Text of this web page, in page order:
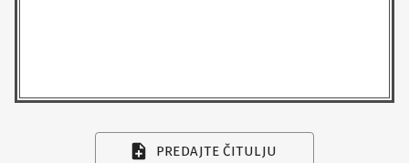
PREDAJTE ČITULJU